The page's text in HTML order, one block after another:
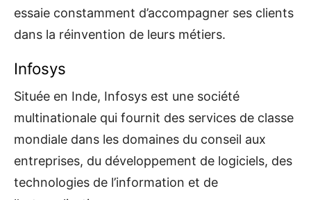
essaie constamment d’accompagner ses clients
dans la réinvention de leurs métiers.
Infosys
Située en Inde, Infosys est une société
multinationale qui fournit des services de classe
mondiale dans les domaines du conseil aux
entreprises, du développement de logiciels, des
technologies de l’information et de